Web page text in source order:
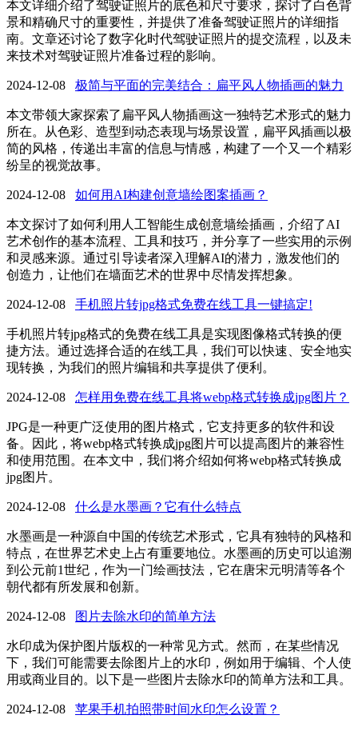
本文详细介绍了驾驶证照片的底色和尺寸要求，探讨了白色背
景和精确尺寸的重要性，并提供了准备驾驶证照片的详细指
南。文章还讨论了数字化时代驾驶证照片的提交流程，以及未
来技术对驾驶证照片准备过程的影响。
2024-12-08 极简与平面的完美结合：扁平风人物插画的魅力
本文带领大家探索了扁平风人物插画这一独特艺术形式的魅力
所在。从色彩、造型到动态表现与场景设置，扁平风插画以极
简的风格，传递出丰富的信息与情感，构建了一个又一个精彩
纷呈的视觉故事。
2024-12-08 如何用AI构建创意墙绘图案插画？
本文探讨了如何利用人工智能生成创意墙绘插画，介绍了AI
艺术创作的基本流程、工具和技巧，并分享了一些实用的示例
和灵感来源。通过引导读者深入理解AI的潜力，激发他们的
创造力，让他们在墙面艺术的世界中尽情发挥想象。
2024-12-08 手机照片转jpg格式免费在线工具一键搞定!
手机照片转jpg格式的免费在线工具是实现图像格式转换的便
捷方法。通过选择合适的在线工具，我们可以快速、安全地实
现转换，为我们的照片编辑和共享提供了便利。
2024-12-08 怎样用免费在线工具将webp格式转换成jpg图片？
JPG是一种更广泛使用的图片格式，它支持更多的软件和设
备。因此，将webp格式转换成jpg图片可以提高图片的兼容性
和使用范围。在本文中，我们将介绍如何将webp格式转换成
jpg图片。
2024-12-08 什么是水墨画？它有什么特点
水墨画是一种源自中国的传统艺术形式，它具有独特的风格和
特点，在世界艺术史上占有重要地位。水墨画的历史可以追溯
到公元前1世纪，作为一门绘画技法，它在唐宋元明清等各个
朝代都有所发展和创新。
2024-12-08 图片去除水印的简单方法
水印成为保护图片版权的一种常见方式。然而，在某些情况
下，我们可能需要去除图片上的水印，例如用于编辑、个人使
用或商业目的。以下是一些图片去除水印的简单方法和工具。
2024-12-08 苹果手机拍照带时间水印怎么设置？